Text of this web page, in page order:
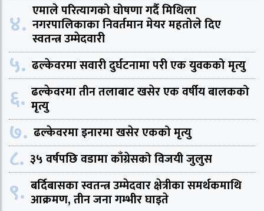
४. एमाले परित्यागको घोषणा गर्दै मिथिला
नगरपालिकाका निवर्तमान मेयर महतोले दिए
स्वतन्त्र उम्मेदवारी
५. ढल्केवरमा सवारी दुर्घटनामा परी एक युवकको मृत्यु
६. ढल्केवरमा तीन तलाबाट खसेर एक वर्षीय बालकको
मृत्यु
७. ढल्केवरमा इनारमा खसेर एकको मृत्यु
८. ३५ वर्षपछि वडामा काँग्रेसको विजयी जुलुस
९. बर्दिबासका स्वतन्त्र उम्मेदवार क्षेत्रीका समर्थकमाथि
आक्रमण, तीन जना गम्भीर घाइते